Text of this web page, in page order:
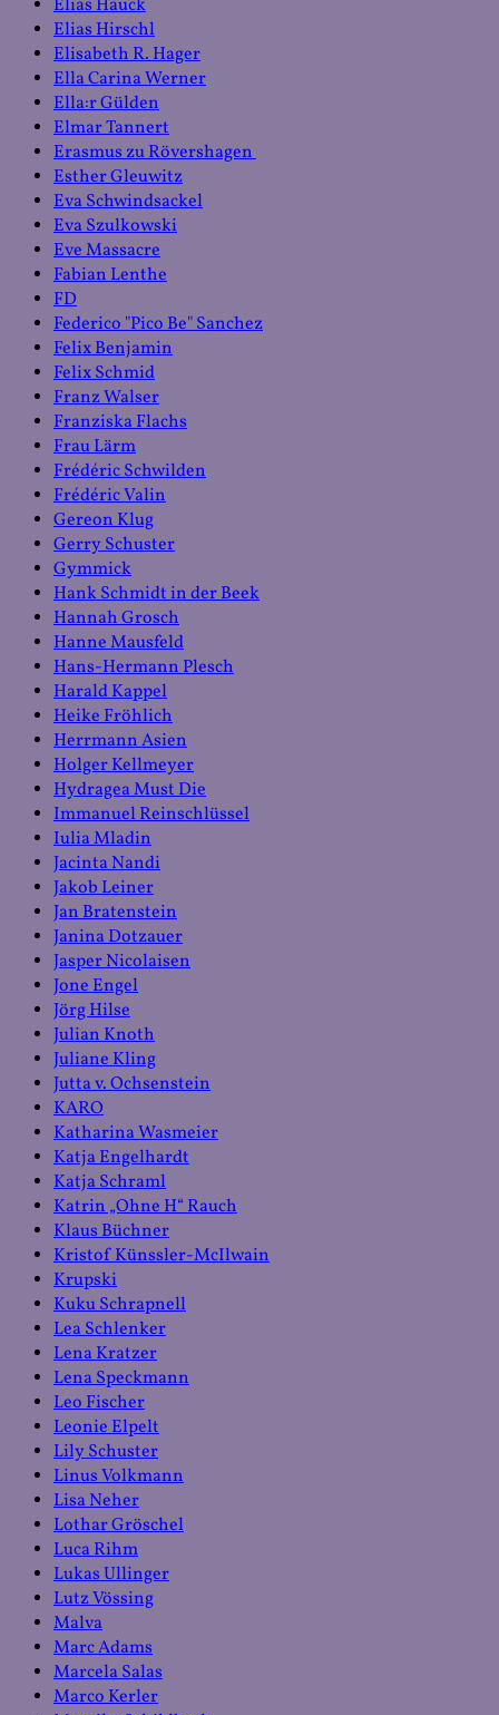
Elias Hauck
Elias Hirschl
Elisabeth R. Hager
Ella Carina Werner
Ella:r Gülden
Elmar Tannert
Erasmus zu Rövershagen
Esther Gleuwitz
Eva Schwindsackel
Eva Szulkowski
Eve Massacre
Fabian Lenthe
FD
Federico "Pico Be" Sanchez
Felix Benjamin
Felix Schmid
Franz Walser
Franziska Flachs
Frau Lärm
Frédéric Schwilden
Frédéric Valin
Gereon Klug
Gerry Schuster
Gymmick
Hank Schmidt in der Beek
Hannah Grosch
Hanne Mausfeld
Hans-Hermann Plesch
Harald Kappel
Heike Fröhlich
Herrmann Asien
Holger Kellmeyer
Hydragea Must Die
Immanuel Reinschlüssel
Iulia Mladin
Jacinta Nandi
Jakob Leiner
Jan Bratenstein
Janina Dotzauer
Jasper Nicolaisen
Jone Engel
Jörg Hilse
Julian Knoth
Juliane Kling
Jutta v. Ochsenstein
KARO
Katharina Wasmeier
Katja Engelhardt
Katja Schraml
Katrin „Ohne H“ Rauch
Klaus Büchner
Kristof Künssler-McIlwain
Krupski
Kuku Schrapnell
Lea Schlenker
Lena Kratzer
Lena Speckmann
Leo Fischer
Leonie Elpelt
Lily Schuster
Linus Volkmann
Lisa Neher
Lothar Gröschel
Luca Rihm
Lukas Ullinger
Lutz Vössing
Malva
Marc Adams
Marcela Salas
Marco Kerler